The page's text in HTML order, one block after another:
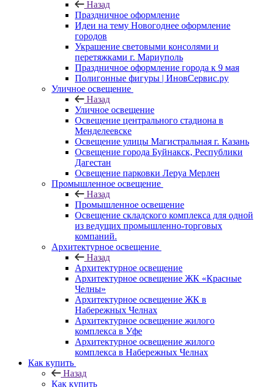
Назад
Праздничное оформление
Идеи на тему Новогоднее оформление
городов
Украшение световыми консолями и
перетяжками г. Мариуполь
Праздничное оформление города к 9 мая
Полигонные фигуры | ИновСервис.ру
Уличное освещение
Назад
Уличное освещение
Освещение центрального стадиона в
Менделеевске
Освещение улицы Магистральная г. Казань
Освещение города Буйнакск, Республики
Дагестан
Освещение парковки Леруа Мерлен
Промышленное освещение
Назад
Промышленное освещение
Освещение складского комплекса для одной
из ведущих промышленно-торговых
компаний.
Архитектурное освещение
Назад
Архитектурное освещение
Архитектурное освещение ЖК «Красные
Челны»
Архитектурное освещение ЖК в
Набережных Челнах
Архитектурное освещение жилого
комплекса в Уфе
Архитектурное освещение жилого
комплекса в Набережных Челнах
Как купить
Назад
Как купить